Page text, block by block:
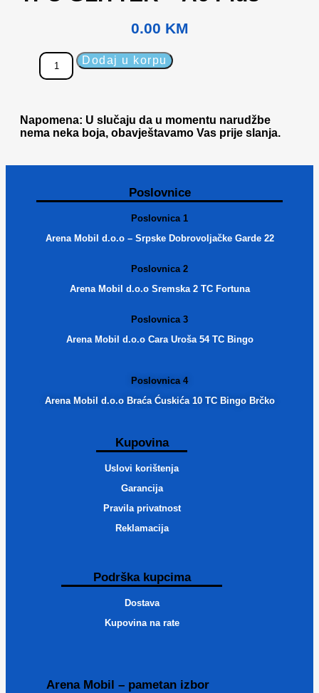
0.00 KM
Dodaj u korpu
Napomena: U slučaju da u momentu narudžbe
nema neka boja, obavještavamo Vas prije slanja.
Poslovnice
Poslovnica 1
Arena Mobil d.o.o – Srpske Dobrovoljačke Garde 22
Poslovnica 2
Arena Mobil d.o.o Sremska 2 TC Fortuna
Poslovnica 3
Arena Mobil d.o.o Cara Uroša 54 TC Bingo
Poslovnica 4
Arena Mobil d.o.o Braća Ćuskića 10 TC Bingo Brčko
Kupovina
Uslovi korištenja
Garancija
Pravila privatnost
Reklamacija
Podrška kupcima
Dostava
Kupovina na rate
Arena Mobil – pametan izbor